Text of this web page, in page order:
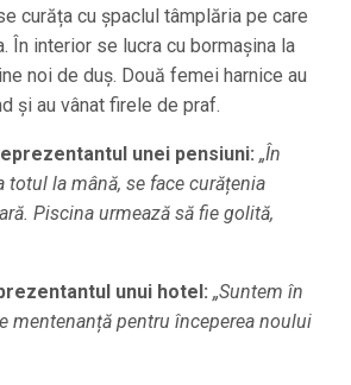
curăța cu șpaclul tâmplăria pe care
În interior se lucra cu bormașina la
noi de duș. Două femei harnice au
și au vânat firele de praf.
unei pensiuni: „În
totul la mână, se face curățenia
Piscina urmează să fie golită,
unui hotel: „Suntem în
mentenanță pentru începerea noului